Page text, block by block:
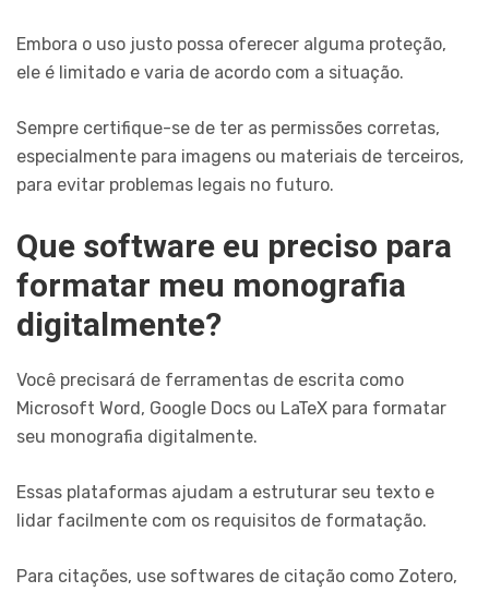
Embora o uso justo possa oferecer alguma proteção,
ele é limitado e varia de acordo com a situação.
Sempre certifique-se de ter as permissões corretas,
especialmente para imagens ou materiais de terceiros,
para evitar problemas legais no futuro.
Que software eu preciso para
formatar meu monografia
digitalmente?
Você precisará de ferramentas de escrita como
Microsoft Word, Google Docs ou LaTeX para formatar
seu monografia digitalmente.
Essas plataformas ajudam a estruturar seu texto e
lidar facilmente com os requisitos de formatação.
Para citações, use softwares de citação como Zotero,